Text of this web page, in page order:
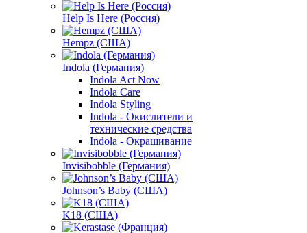
Help Is Here (Россия)
Hempz (США)
Indola (Германия)
Indola Act Now
Indola Care
Indola Styling
Indola - Окислители и
технические средства
Indola - Окрашивание
Invisibobble (Германия)
Johnson’s Baby (США)
K18 (США)